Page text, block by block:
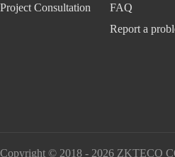
Project Consultation
FAQ
Report a
Copyright © 2018 - 2026 ZKTECO